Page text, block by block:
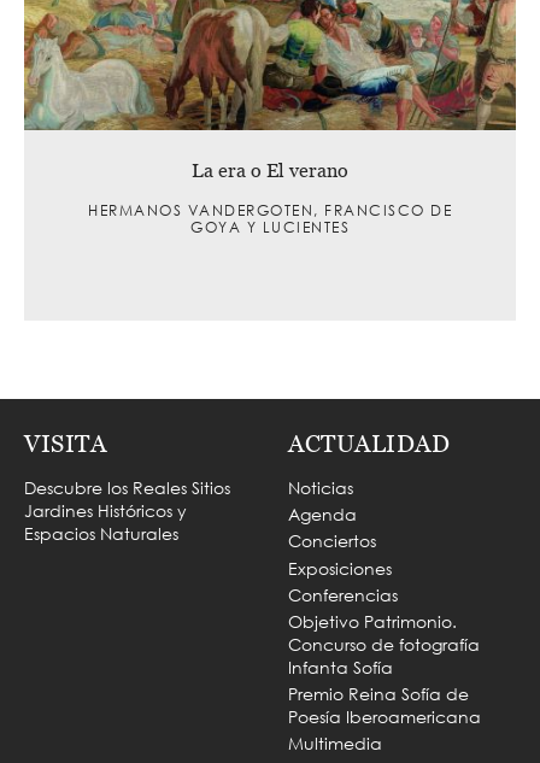
La era o El verano
HERMANOS VANDERGOTEN, FRANCISCO DE
GOYA Y LUCIENTES
VISITA
Descubre los Reales Sitios
Jardines Históricos y
Espacios Naturales
ACTUALIDAD
Noticias
Agenda
Conciertos
Exposiciones
Conferencias
Objetivo Patrimonio.
Concurso de fotografía
Infanta Sofía
Premio Reina Sofía de
Poesía Iberoamericana
Multimedia